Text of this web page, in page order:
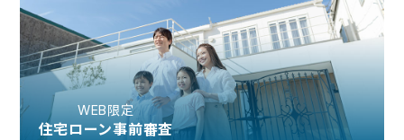
WEB限定
住宅ローン事前審査